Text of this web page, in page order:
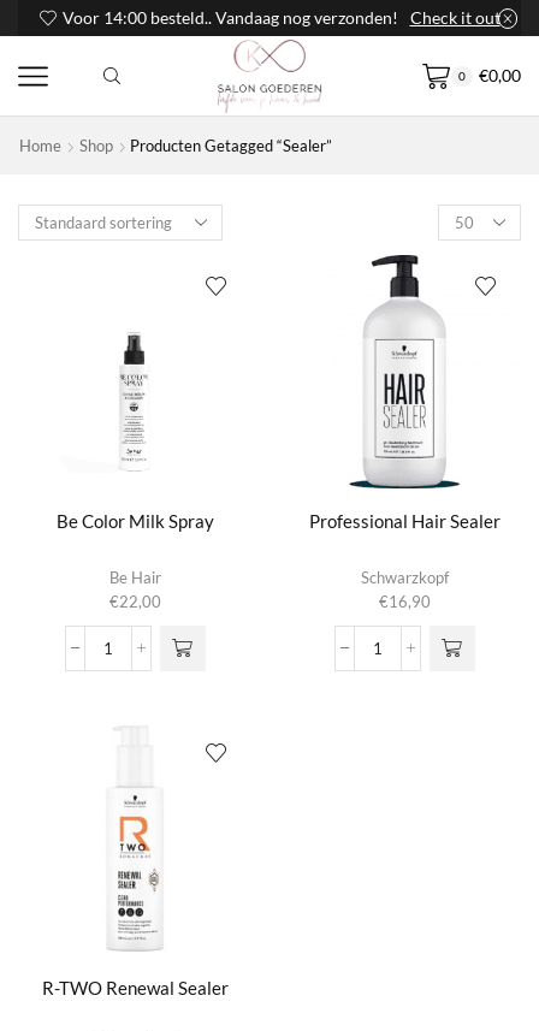
Voor 14:00 besteld.. Vandaag nog verzonden! Check it out
0 €0,00
Home Shop Producten Getagged “Sealer”
Products
per
Be Color Milk Spray
Be Hair
€22,00
Be
Professional Hair Sealer
Schwarzkopf
€16,90
Professional
R-TWO Renewal Sealer